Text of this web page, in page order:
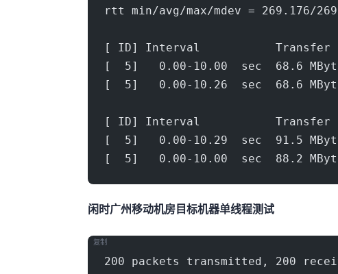
rtt min/avg/max/mdev = 269.176/
[ ID] Interval
[  5]   0.00-10.00  sec  68.6
[  5]   0.00-10.26  sec  68.6
[ ID] Interval
[  5]   0.00-10.29  sec  91.5
[  5]   0.00-10.00  sec  88.2
闲时广州移动机房(500Mbps) 目标机器 IPERF3单线程测试
200 packets transmitted, 200
复制